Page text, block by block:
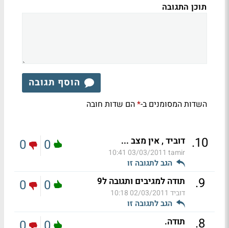
תוכן התגובה
הוסף תגובה
השדות המסומנים ב-*הם שדות חובה
10
. דוביד , אין מצב ...
tamir
03/03/2011 10:41
הגב לתגובה זו
0
0
9
. תודה למגיבים ותגובה ל9
דוביד 02/03/2011 10:18
הגב לתגובה זו
0
0
8
. תודה.